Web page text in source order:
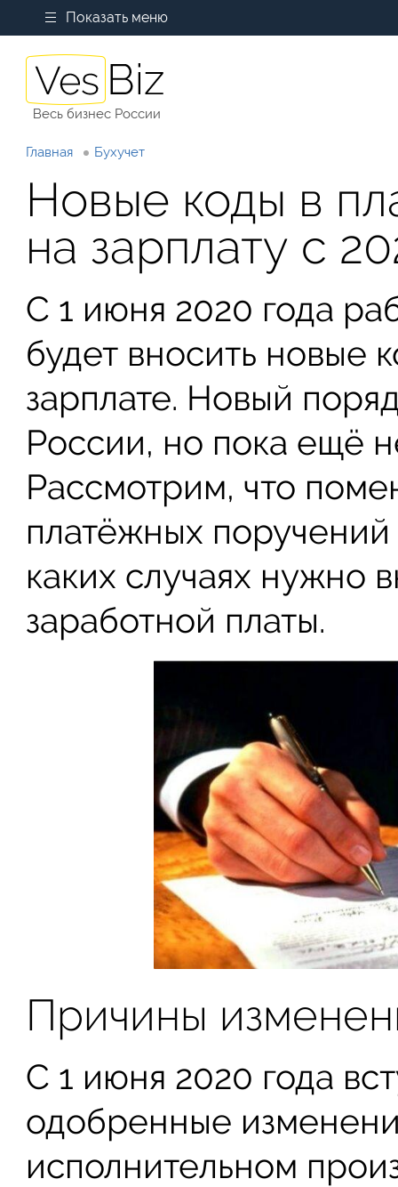
Показать меню
Весь бизнес России
Главная Бухучет
Новые коды в
на зарплату с
С 1 июня 2020 года
будет вносить новые
зарплате. Новый
России, но пока ещё
Рассмотрим, что
платёжных поручений
каких случаях нужно
заработной платы.
Причины
С 1 июня 2020 года
одобренные
исполнительном